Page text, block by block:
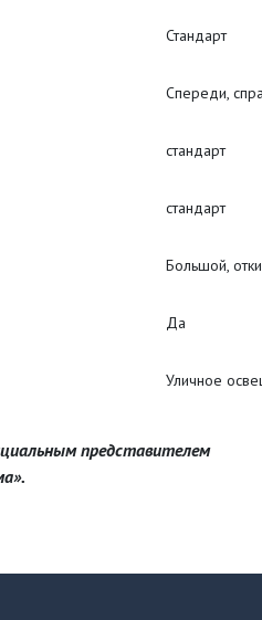
Стандарт
Спереди,
стандарт
стандарт
Большой,
Да
Уличное
представителем